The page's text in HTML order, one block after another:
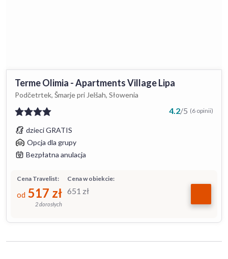
Terme Olimia - Apartments Village Lipa
Podčetrtek, Šmarje pri Jelšah, Słowenia
4.2/5 (6 opinii)
dzieci GRATIS
Opcja dla grupy
Bezpłatna anulacja
Cena w obiekcie:
651 zł
Cena Travelist:
od 517 zł
2 dorosłych